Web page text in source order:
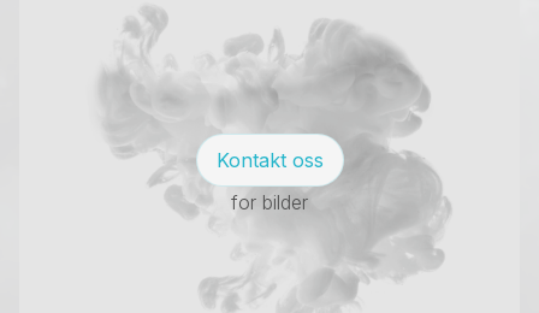
Kontakt oss
for bilder